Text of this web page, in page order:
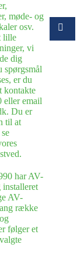
møde- og
osv.
lille
vi
dig
spørgsmål
er du
kontakte
eller email
Du er
til at
har AV-
installeret
AV-
række
følger et